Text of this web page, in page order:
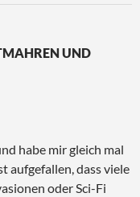
UND
habe mir gleich mal
aufgefallen, dass viele
oder Sci-Fi